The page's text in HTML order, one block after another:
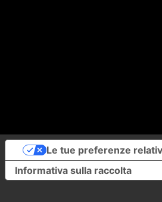
Informativa sulla raccolta
Le tue preferenze